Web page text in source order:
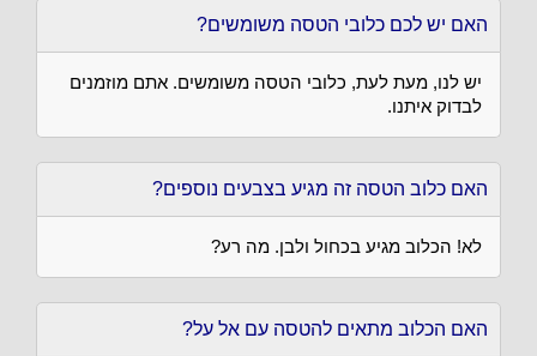
האם יש לכם כלובי הטסה משומשים?
יש לנו, מעת לעת, כלובי הטסה משומשים. אתם מוזמנים
לבדוק איתנו.
האם כלוב הטסה זה מגיע בצבעים נוספים?
לא! הכלוב מגיע בכחול ולבן. מה רע?
האם הכלוב מתאים להטסה עם אל על?